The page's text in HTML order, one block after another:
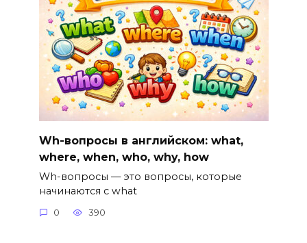
Wh-вопросы в английском: what,
where, when, who, why, how
Wh-вопросы — это вопросы, которые
начинаются с what
0 390